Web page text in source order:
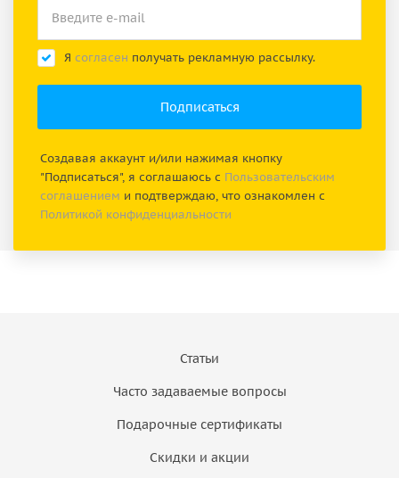
Я согласен получать рекламную рассылку.
Создавая аккаунт и/или нажимая кнопку
"Подписаться", я соглашаюсь с Пользовательским
соглашением и подтверждаю, что ознакомлен с
Политикой конфиденциальности
Статьи
Часто задаваемые вопросы
Подарочные сертификаты
Скидки и акции